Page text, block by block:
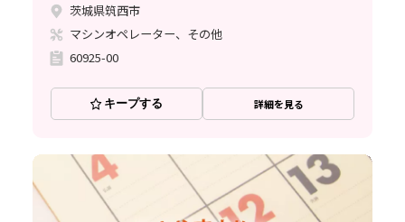
茨城県筑西市
マシンオペレーター、その他
60925-00
キープする 詳細を見る